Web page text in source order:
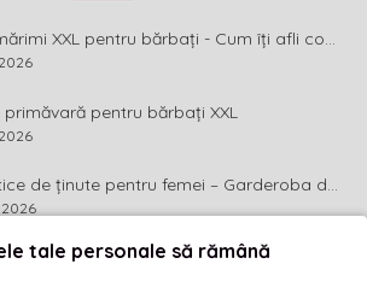
Ghid de mărimi XXL pentru bărbați - Cum îți afli corect măsura și ce înseamnă diferența dintre mărimi
2026
primăvară pentru bărbați XXL
2026
Idei practice de ținute pentru femei – Garderoba de primăvară 2026 în mărimi mari
2026
BULETIN INFORMATIV
tale personale să rămână